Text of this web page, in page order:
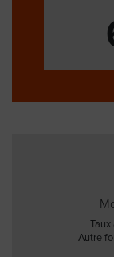
Taux
Autre